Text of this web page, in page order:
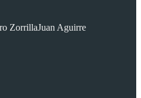
ZorrillaJuan Aguirre